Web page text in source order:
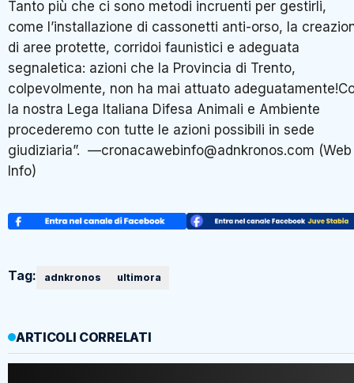
Tanto più che ci sono metodi incruenti per gestirli,
come l’installazione di cassonetti anti-orso, la
di aree protette, corridoi faunistici e adeguata
segnaletica: azioni che la Provincia di Trento,
colpevolmente, non ha mai attuato
la nostra Lega Italiana Difesa Animali e Ambiente
procederemo con tutte le azioni possibili in sede
giudiziaria”. —cronacawebinfo@adnkronos.com (Web
Info)
Tag: adnkronos ultimora
ARTICOLI CORRELATI